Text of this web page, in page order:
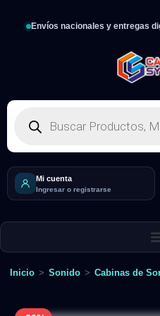
Envíos nacionales y entregas
Mi cuenta
Ingresar o registrarse
Inicio > Sonido > Cabinas de